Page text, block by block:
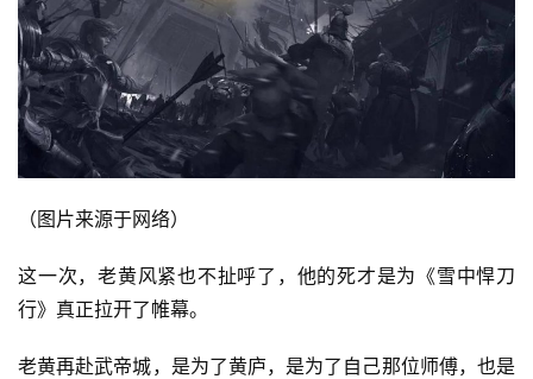
投
（图片来源于网络）
这一次，老黄风紧也不扯呼了，他的死才是为《雪中悍刀
行》真正拉开了帷幕。
老黄再赴武帝城，是为了黄庐，是为了自己那位师傅，也是